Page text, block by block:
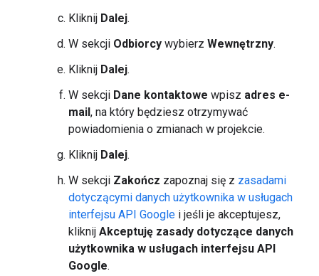
Kliknij Dalej.
W sekcji Odbiorcy wybierz Wewnętrzny.
Kliknij Dalej.
W sekcji Dane kontaktowe wpisz adres e-
mail, na który będziesz otrzymywać
powiadomienia o zmianach w projekcie.
Kliknij Dalej.
W sekcji Zakończ zapoznaj się z zasadami
dotyczącymi danych użytkownika w usługach
interfejsu API Google i jeśli je akceptujesz,
kliknij Akceptuję zasady dotyczące danych
użytkownika w usługach interfejsu API
Google.